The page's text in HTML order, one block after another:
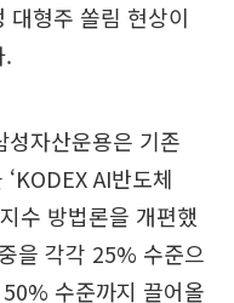
대형주 쏠림 현상이
.
자산운용은 기존
AI반도체
수 방법론을 개편했
을 각각 25% 수준으
수준까지 끌어올